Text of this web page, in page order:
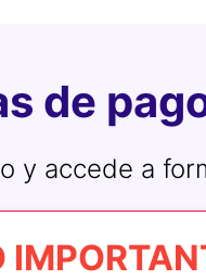
de
y accede a